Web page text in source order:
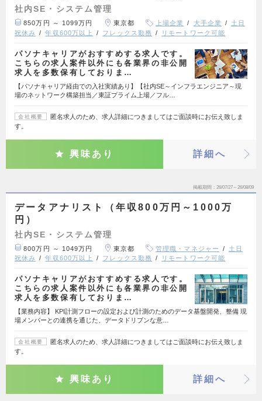
社内SE・システム管理
850万円 ～ 1099万円 東京都 上場企業 大手企業
土日
祝休み
年収600万以上 フレックス勤務 リモートワーク可能
パソナキャリアがおすすめする求人です。
こちらの求人案件以外にも各業界の非公開
求人を多数保有しておりま…
【パソナキャリア経由での入社実績あり】【社内SE～インフラエンジニア～現
場のネットワーク構築担当／東証プライム上場／フル…
会社概要
匿名求人のため、求人詳細につきましてはご面談時にお伝え致しま
す。
興味あり 詳細へ
掲載期間 26/07/27～26/08/09
データアナリスト（年収800万円～1000万
円）
社内SE・システム管理
800万円 ～ 1049万円 東京都 管理職・マネジャー
土日
祝休み
年収600万以上 フレックス勤務 リモートワーク可能
パソナキャリアがおすすめする求人です。
こちらの求人案件以外にも各業界の非公開
求人を多数保有しておりま…
【業務内容】 KPI計測フローの設定および計測のためのデータ基盤開発、整備 現
場メンバーとの連携を通じた、データドリブンな意…
会社概要
匿名求人のため、求人詳細につきましてはご面談時にお伝え致しま
す。
興味あり 詳細へ